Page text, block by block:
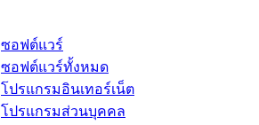
ซอฟต์แวร์
ซอฟต์แวร์ทั้งหมด
โปรแกรมอินเทอร์เน็ต
โปรแกรมส่วนบุคคล